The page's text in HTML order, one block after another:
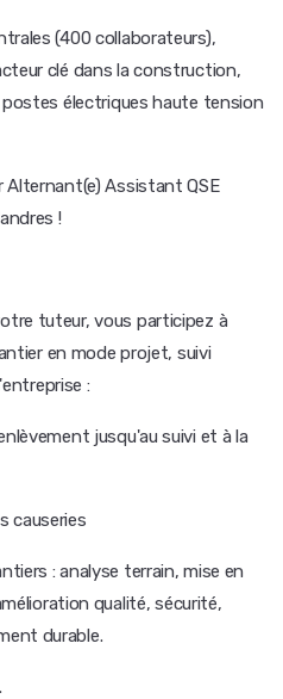
(400 collaborateurs),
clé dans la construction,
électriques haute tension
Assistant QSE
!
tuteur, vous participez à
en mode projet, suivi
:
jusqu'au suivi et à la
causeries
: analyse terrain, mise en
qualité, sécurité,
durable.